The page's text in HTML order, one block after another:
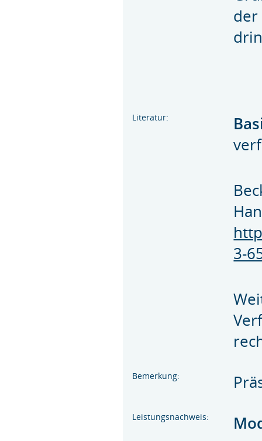
der
Literatur:
3-
Bemerkung:
Leistungsnachweis: